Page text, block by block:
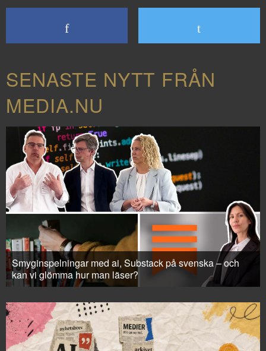
SENASTE NYTT FRÅN
MEDIA.NU
Smyginspelningar med ai, Substack på svenska – och
kan vi glömma hur man läser?